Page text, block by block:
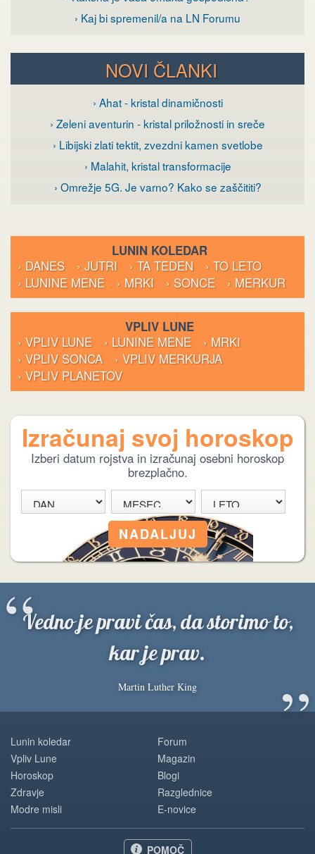
› Kaj bi spremenil/a na LN Forumu
NOVI ČLANKI
› Ahat - kristal dinamičnosti
› Zeleni aventurin - kristal priložnosti in sreče
› Libijski zlati tektit, zvezdni kamen svetlobe
› Malahit, kristal transformacije
› Omrežje 5G. Je varno? Kako se zaščititi?
LUNIN KOLEDAR
› DANES
› JUTRI › TA TEDEN
› TO LETO
› LUNINE MENE
› MRKI › SONCE › MERKUR
VPLIV LUNE
› VPLIV LUNE
› LUNINE MENE
› MRKI
› VPLIV SONCA
› VPLIV MERKURJA
› VPLIV PLANETOV
Izračunaj svoj horoskop
Izberi datum rojstva in izračunaj osebni horoskop
brezplačno.
Vedno je pravi čas, da storimo to,
kar je prav.
Martin Luther King ”
“
Lunin koledar
Vpliv Lune
Horoskop
Zdravje
Modre misli
Forum
Magazin
Blogi
Razglednice
E-novice
POMOČ